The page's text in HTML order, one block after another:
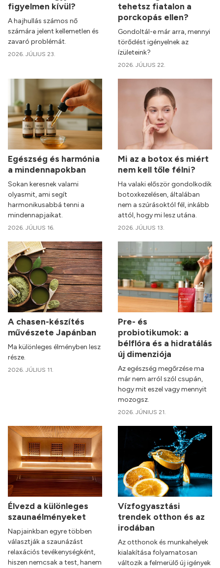
figyelmen kívül?
A hajhullás számos nő
számára jelent kellemetlen és
zavaró problémát.
2026. JÚLIUS 23.
tehetsz fiatalon a
porckopás ellen?
Gondoltál-e már arra, mennyi
törődést igényelnek az
ízületeink?
2026. JÚLIUS 22.
Egészség és harmónia
a mindennapokban
Sokan keresnek valami
olyasmit, ami segít
harmonikusabbá tenni a
mindennapjaikat.
2026. JÚLIUS 16.
Mi az a botox és miért
nem kell tőle félni?
Ha valaki először gondolkodik
botoxkezelésen, általában
nem a szúrásoktól fél, inkább
attól, hogy mi lesz utána.
2026. JÚLIUS 13.
A chasen-készítés
művészete Japánban
Ma különleges élményben lesz
része.
2026. JÚLIUS 11.
Pre- és
probiotikumok: a
bélflóra és a hidratálás
új dimenziója
Az egészség megőrzése ma
már nem arról szól csupán,
hogy mit eszel vagy mennyit
mozogsz.
2026. JÚNIUS 21.
Élvezd a különleges
szaunaélményeket
Napjainkban egyre többen
választják a szaunázást
relaxációs tevékenységként,
hiszen nemcsak a test, hanem
Vízfogyasztási
trendek otthon és az
irodában
Az otthonok és munkahelyek
kialakítása folyamatosan
változik a felmerülő új igények